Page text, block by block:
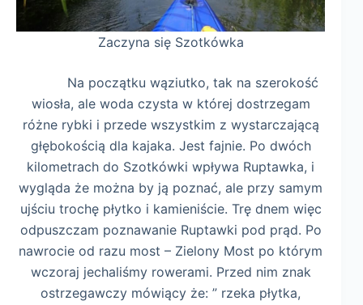
Zaczyna się Szotkówka
Na początku wąziutko, tak na szerokość
wiosła, ale woda czysta w której dostrzegam
różne rybki i przede wszystkim z wystarczającą
głębokością dla kajaka. Jest fajnie. Po dwóch
kilometrach do Szotkówki wpływa Ruptawka, i
wygląda że można by ją poznać, ale przy samym
ujściu trochę płytko i kamieniście. Trę dnem więc
odpuszczam poznawanie Ruptawki pod prąd. Po
nawrocie od razu most – Zielony Most po którym
wczoraj jechaliśmy rowerami. Przed nim znak
ostrzegawczy mówiący że: ” rzeka płytka,